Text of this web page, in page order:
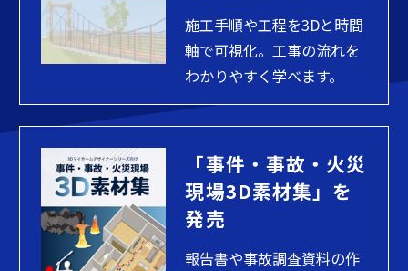
施工手順や工程を3Dと時間
軸で可視化。工事の流れを
わかりやすく学べます。
「事件・事故・火災
現場3D素材集」を
発売
報告書や事故調査資料の作